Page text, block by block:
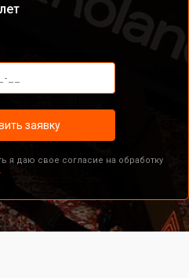
заявку
я даю свое согласие на обработку